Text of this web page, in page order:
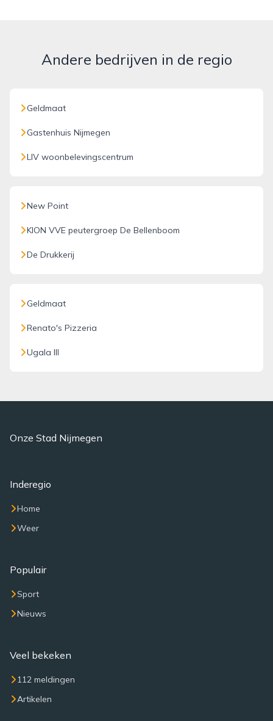
Andere bedrijven in de regio
Geldmaat
Gastenhuis Nijmegen
LIV woonbelevingscentrum
New Point
KION VVE peutergroep De Bellenboom
De Drukkerij
Geldmaat
Renato's Pizzeria
Ugala III
Onze Stad Nijmegen
Inderegio
Home
Weer
Populair
Sport
Nieuws
Veel bekeken
112 meldingen
Artikelen